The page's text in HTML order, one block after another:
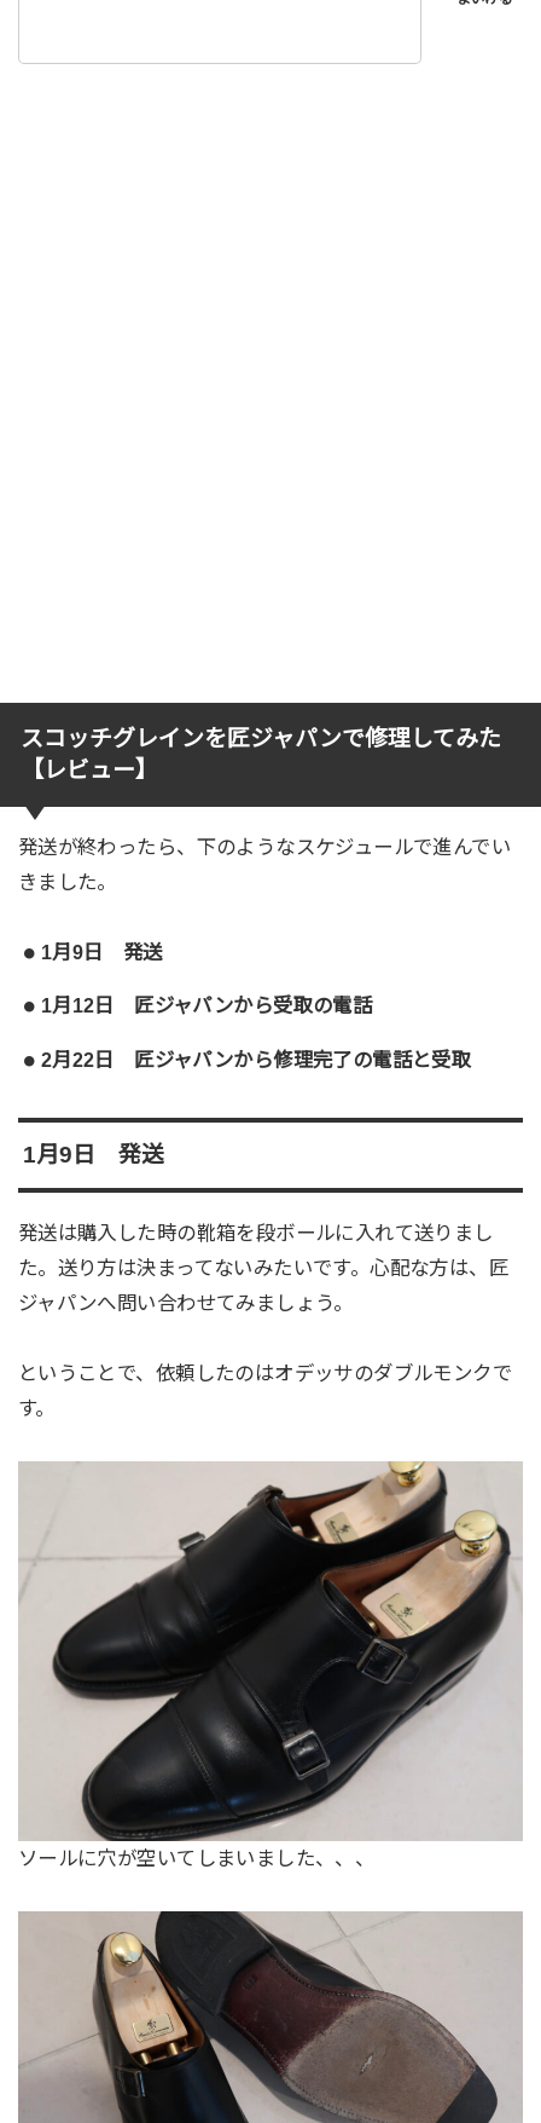
スコッチグレインを匠ジャパンで修理してみた
【レビュー】
発送が終わったら、下のようなスケジュールで進んでい
きました。
1月9日 発送
1月12日 匠ジャパンから受取の電話
2月22日 匠ジャパンから修理完了の電話と受取
1月9日 発送
発送は購入した時の靴箱を段ボールに入れて送りまし
た。送り方は決まってないみたいです。心配な方は、匠
ジャパンへ問い合わせてみましょう。
ということで、依頼したのはオデッサのダブルモンクで
す。
ソールに穴が空いてしまいました、、、